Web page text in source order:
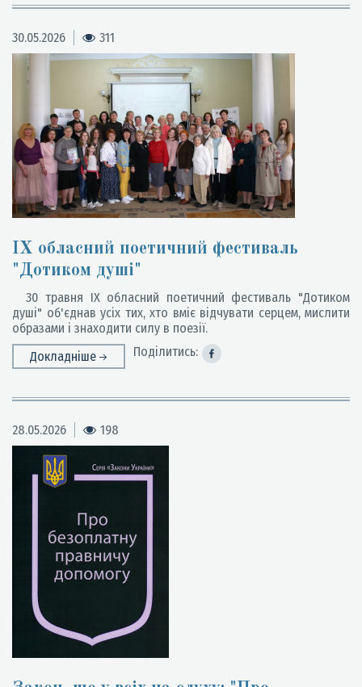
30.05.2026 311
IX обласний поетичний фестиваль
"Дотиком душі"
30 травня IX обласний поетичний фестиваль "Дотиком
душі" об'єднав усіх тих, хто вміє відчувати серцем, мислити
образами і знаходити силу в поезії.
Докладніше
Поділитись:
28.05.2026 198